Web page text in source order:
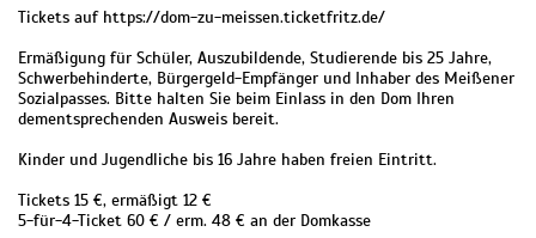
Tickets auf https://dom-zu-meissen.ticketfritz.de/
Ermäßigung für Schüler, Auszubildende, Studierende bis 25 Jahre,
Schwerbehinderte, Bürgergeld-Empfänger und Inhaber des Meißener
Sozialpasses. Bitte halten Sie beim Einlass in den Dom Ihren
dementsprechenden Ausweis bereit.
Kinder und Jugendliche bis 16 Jahre haben freien Eintritt.
Tickets 15 €, ermäßigt 12 €
5-für-4-Ticket 60 € / erm. 48 € an der Domkasse